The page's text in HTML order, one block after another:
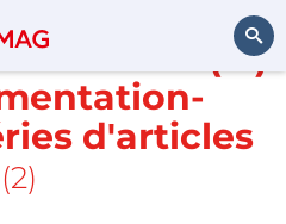
Rechercher
sur
calcul (le)
d'articles
(2)